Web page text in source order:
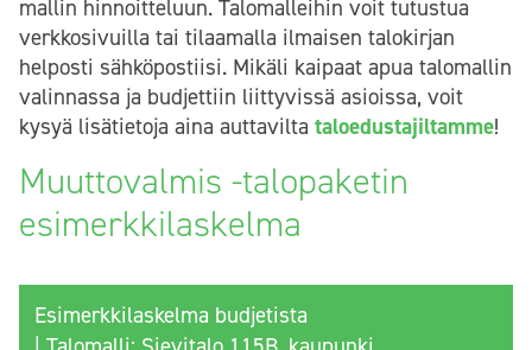
mallin hinnoitteluun. Talomalleihin voit tutustua
verkkosivuilla tai tilaamalla ilmaisen talokirjan
helposti sähköpostiisi. Mikäli kaipaat apua talomallin
valinnassa ja budjettiin liittyvissä asioissa, voit
kysyä lisätietoja aina auttavilta taloedustajiltamme!
Muuttovalmis -talopaketin
esimerkkilaskelma
Esimerkkilaskelma budjetista